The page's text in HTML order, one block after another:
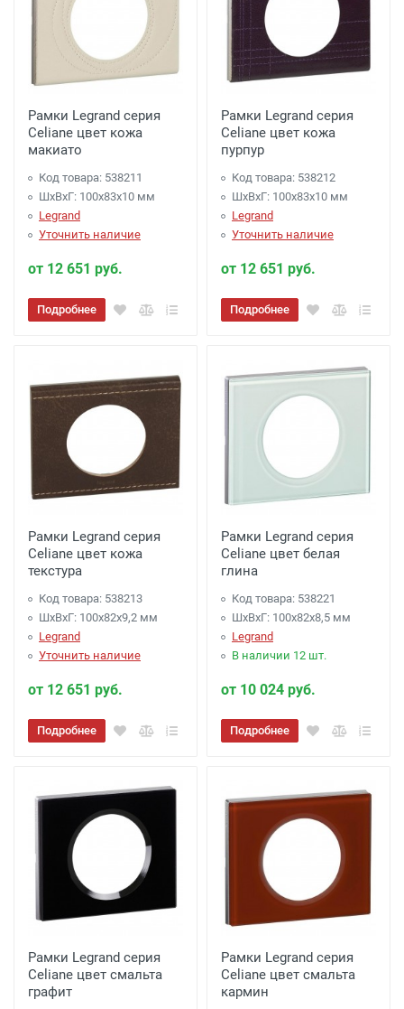
Рамки Legrand серия
Celiane цвет кожа
макиато
Код товара: 538211
ШхВхГ: 100x83x10 мм
Legrand
Уточнить наличие
от 12 651 руб.
Подробнее
Рамки Legrand серия
Celiane цвет кожа
пурпур
Код товара: 538212
ШхВхГ: 100x83x10 мм
Legrand
Уточнить наличие
от 12 651 руб.
Подробнее
Рамки Legrand серия
Celiane цвет кожа
текстура
Код товара: 538213
ШхВхГ: 100x82x9,2 мм
Legrand
Уточнить наличие
от 12 651 руб.
Подробнее
Рамки Legrand серия
Celiane цвет белая
глина
Код товара: 538221
ШхВхГ: 100x82x8,5 мм
Legrand
В наличии 12 шт.
от 10 024 руб.
Подробнее
Рамки Legrand серия
Celiane цвет смальта
графит
Рамки Legrand серия
Celiane цвет смальта
кармин